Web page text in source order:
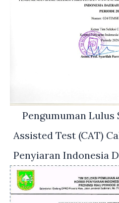
Pengumuman
Assisted Test (CAT)
Penyiaran Indonesia